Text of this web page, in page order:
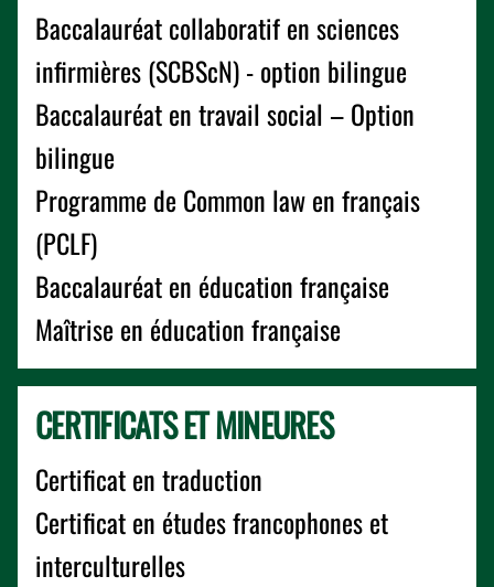
Baccalauréat collaboratif en sciences
infirmières (SCBScN) - option bilingue
Baccalauréat en travail social – Option
bilingue
Programme de Common law en français
(PCLF)
Baccalauréat en éducation française
Maîtrise en éducation française
CERTIFICATS ET MINEURES
Certificat en traduction
Certificat en études francophones et
interculturelles